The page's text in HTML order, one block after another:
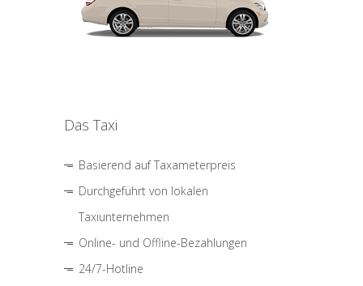
Das Taxi
Basierend auf Taxameterpreis
Durchgeführt von lokalen
Taxiunternehmen
Online- und Offline-Bezahlungen
24/7-Hotline